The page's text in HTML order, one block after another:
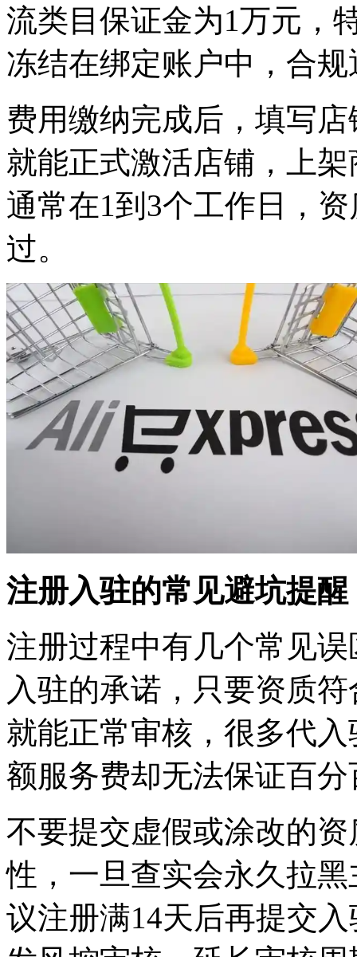
流类目保证金为1万元，
冻结在绑定账户中，合
费用缴纳完成后，填写
就能正式激活店铺，上
通常在1到3个工作日，
过。
注册入驻的常见避坑提醒
注册过程中有几个常见
入驻的承诺，只要资质
就能正常审核，很多代
额服务费却无法保证百
不要提交虚假或涂改的
性，一旦查实会永久拉
议注册满14天后再提交